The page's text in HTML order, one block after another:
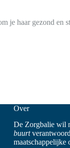
je haar gezond en
Over
De Zorgbalie wil
buurt
maatschappelijke